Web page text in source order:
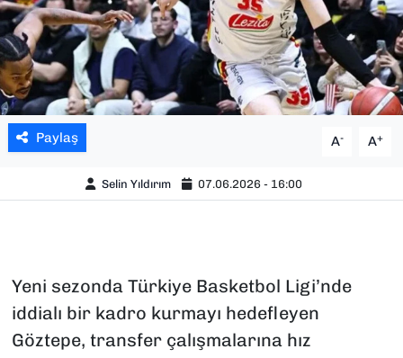
Paylaş A- A+
Selin Yıldırım 07.06.2026 - 16:00
Yeni sezonda Türkiye Basketbol Ligi’nde
iddialı bir kadro kurmayı hedefleyen
Göztepe, transfer çalışmalarına hız
YEREL YÖNETİMLER